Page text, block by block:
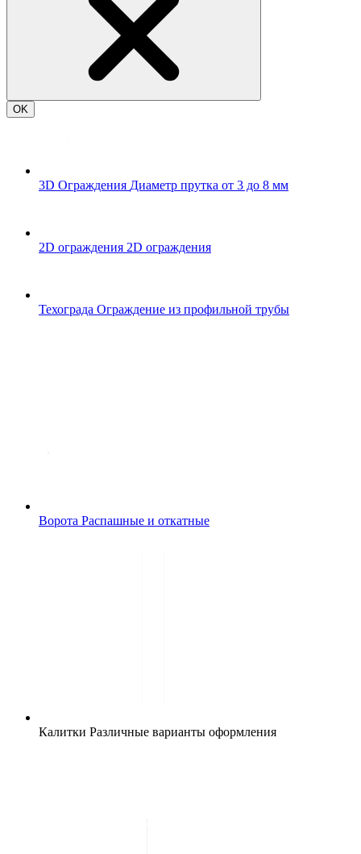
OK
3D Ограждения Диаметр прутка от 3 до 8 мм
2D ограждения 2D ограждения
Техограда Ограждение из профильной трубы
Ворота Распашные и откатные
Калитки Различные варианты оформления